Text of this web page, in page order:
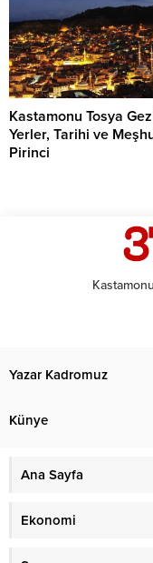
Kastamonu Tosya
Yerler, Tarihi ve
Pirinci
Yazar Kadromuz
Künye
Ana Sayfa
Ekonomi